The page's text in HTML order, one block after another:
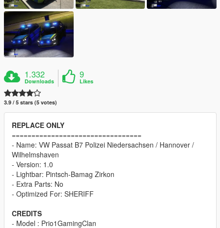
1.332
Downloads
9
Likes
3.9 / 5 stars (5 votes)
REPLACE ONLY
=================================
- Name: VW Passat B7 Polizei Niedersachsen / Hannover /
Wilhelmshaven
- Version: 1.0
- Lightbar: Pintsch-Bamag Zirkon
- Extra Parts: No
- Optimized For: SHERIFF
CREDITS
- Model : Prio1GamingClan